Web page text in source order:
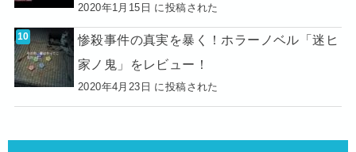
2020年1月15日 に投稿された
惨殺事件の真実を暴く！ホラーノベル「迷ヒ
家ノ鬼」をレビュー！
2020年4月23日 に投稿された